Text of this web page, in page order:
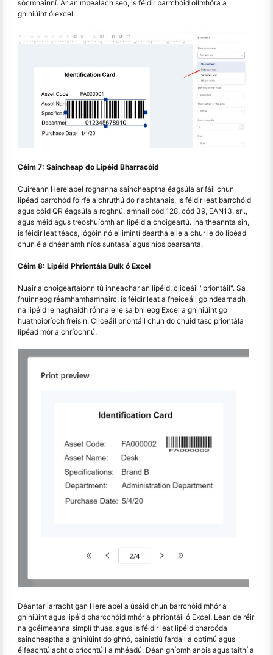
sócmhainní. Ar an mbealach seo, is féidir barrchóid ollmhóra a
ghiniúint ó excel.
Céim 7: Saincheap do Lipéid Bharracóid
Cuireann Herelabel roghanna saincheaptha éagsúla ar fáil chun
lipéad barrchód foirfe a chruthú do riachtanais. Is féidir leat barrchóid
agus cóid QR éagsúla a roghnú, amhail cód 128, cód 39, EAN13, srl.,
agus méid agus treoshuíomh an lipéid a choigeartú. Ina theannta sin,
is féidir leat téacs, lógóin nó eilimintí deartha eile a chur le do lipéad
chun é a dhéanamh níos suntasaí agus níos pearsanta.
Céim 8: Lipéid Phriontála Bulk ó Excel
Nuair a choigeartaíonn tú inneachar an lipéid, cliceáil "priontáil". Sa
fhuinneog réamhamhamhairc, is féidir leat a fheiceáil go ndearnadh
na lipéid le haghaidh rónna eile sa bhileog Excel a ghiniúint go
huathoibríoch freisin. Cliceáil priontáil chun do chuid tasc priontála
lipéad mór a chríochnú.
Déantar iarracht gan Herelabel a úsáid chun barrchóid mhór a
ghiniúint agus lipéid bharcchóid mhór a phriontáil ó Excel. Lean de réir
na gcéimeanna simplí thuas, agus is féidir leat lipéid bharcóda
saincheaptha a ghiniúint do ghnó, bainistiú fardail a optimú agus
éifeachtúlacht oibríochtúil a mhéadú. Déan gníomh anois agus taithí a